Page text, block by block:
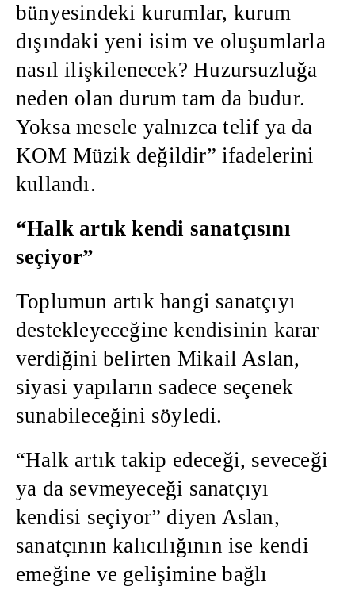
bünyesindeki kurumlar, kurum
dışındaki yeni isim ve oluşumlarla
nasıl ilişkilenecek? Huzursuzluğa
neden olan durum tam da budur.
Yoksa mesele yalnızca telif ya da
KOM Müzik değildir” ifadelerini
kullandı.
“Halk artık kendi sanatçısını
seçiyor”
Toplumun artık hangi sanatçıyı
destekleyeceğine kendisinin karar
verdiğini belirten Mikail Aslan,
siyasi yapıların sadece seçenek
sunabileceğini söyledi.
“Halk artık takip edeceği, seveceği
ya da sevmeyeceği sanatçıyı
kendisi seçiyor” diyen Aslan,
sanatçının kalıcılığının ise kendi
emeğine ve gelişimine bağlı